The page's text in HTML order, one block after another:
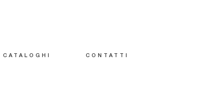
CATALOGHI CONTATTI